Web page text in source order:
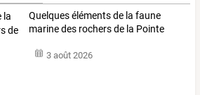
Quelquesélémentsde la faune
marinedes rochersde la Pointe
3 août 2026